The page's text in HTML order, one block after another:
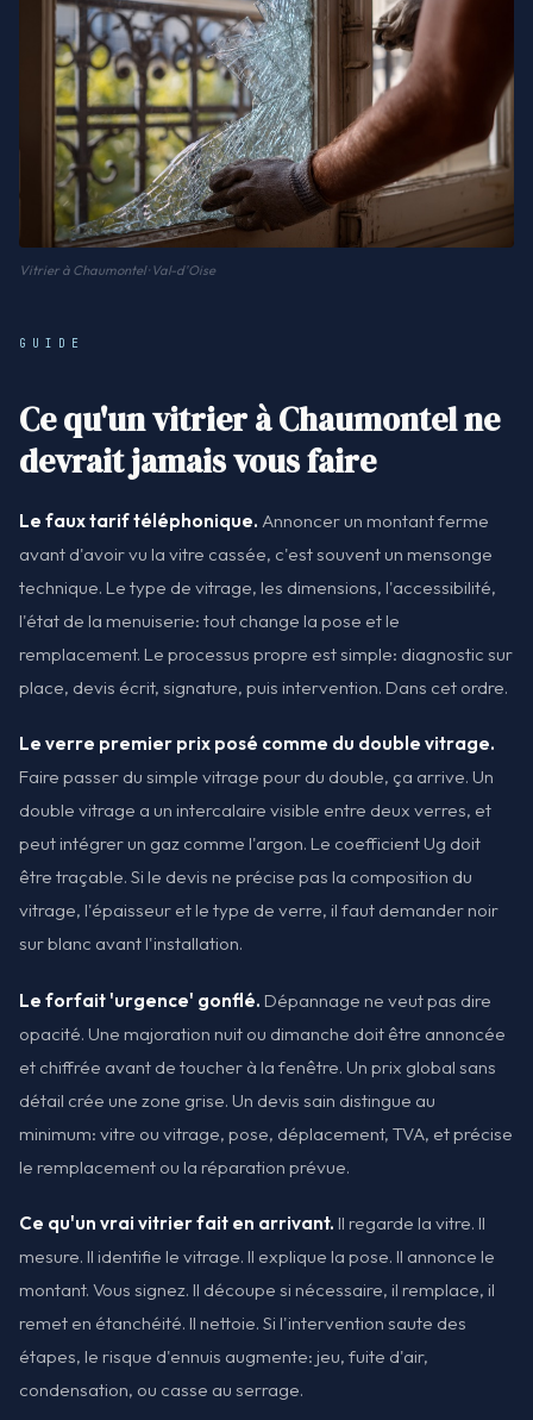
Vitrier à Chaumontel · Val-d'Oise
GUIDE
Ce qu'un vitrier à Chaumontel ne
devrait jamais vous faire
Le faux tarif téléphonique. Annoncer un montant ferme
avant d'avoir vu la vitre cassée, c'est souvent un mensonge
technique. Le type de vitrage, les dimensions, l'accessibilité,
l'état de la menuiserie: tout change la pose et le
remplacement. Le processus propre est simple: diagnostic sur
place, devis écrit, signature, puis intervention. Dans cet ordre.
Le verre premier prix posé comme du double vitrage.
Faire passer du simple vitrage pour du double, ça arrive. Un
double vitrage a un intercalaire visible entre deux verres, et
peut intégrer un gaz comme l'argon. Le coefficient Ug doit
être traçable. Si le devis ne précise pas la composition du
vitrage, l'épaisseur et le type de verre, il faut demander noir
sur blanc avant l'installation.
Le forfait 'urgence' gonflé. Dépannage ne veut pas dire
opacité. Une majoration nuit ou dimanche doit être annoncée
et chiffrée avant de toucher à la fenêtre. Un prix global sans
détail crée une zone grise. Un devis sain distingue au
minimum: vitre ou vitrage, pose, déplacement, TVA, et précise
le remplacement ou la réparation prévue.
Ce qu'un vrai vitrier fait en arrivant. Il regarde la vitre. Il
mesure. Il identifie le vitrage. Il explique la pose. Il annonce le
montant. Vous signez. Il découpe si nécessaire, il remplace, il
remet en étanchéité. Il nettoie. Si l'intervention saute des
étapes, le risque d'ennuis augmente: jeu, fuite d'air,
condensation, ou casse au serrage.